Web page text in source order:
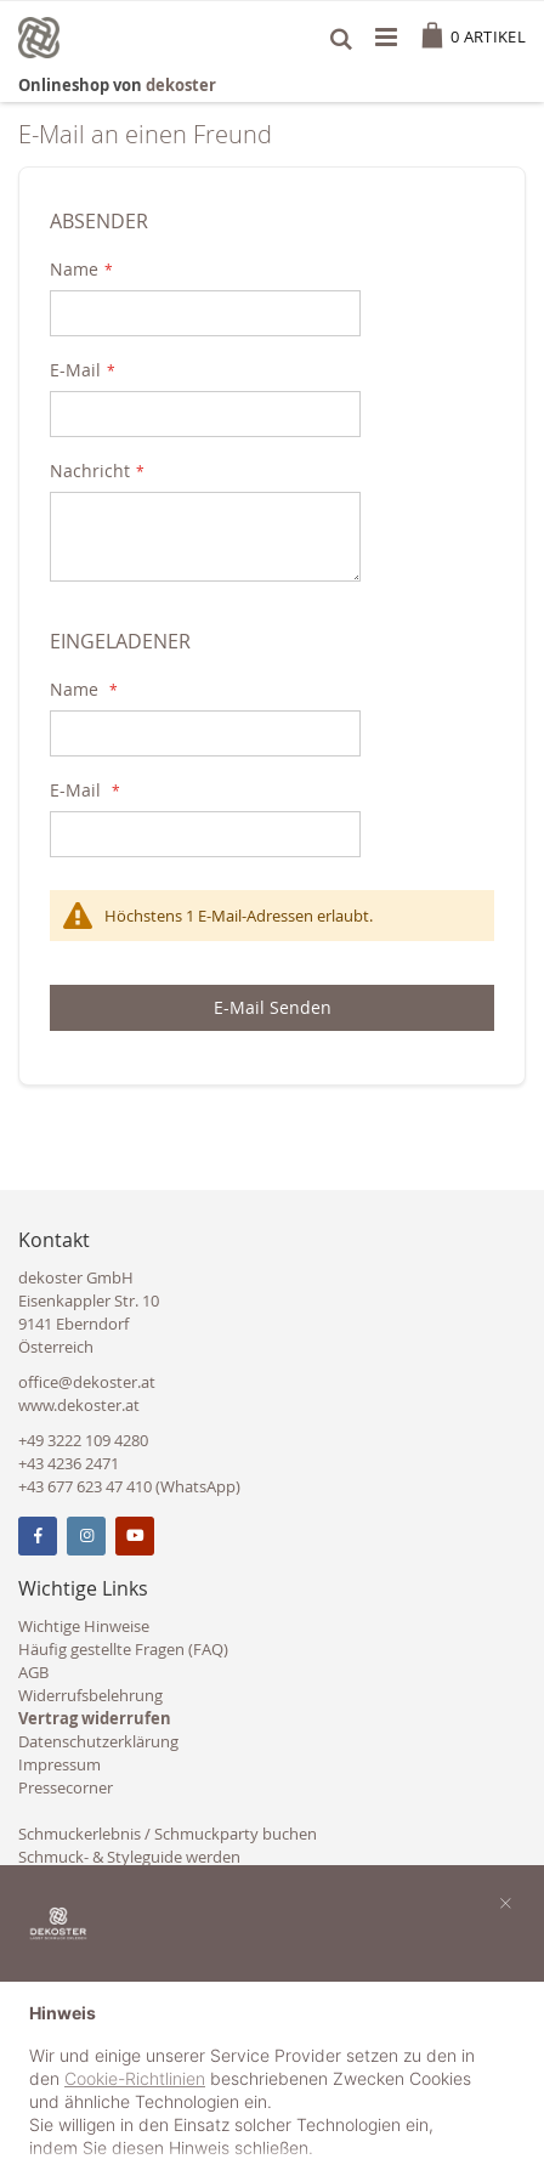
Inhalt
springen
0 ARTIKEL
Onlineshop von dekoster
E-Mail an einen Freund
ABSENDER
Name
E-Mail
Nachricht
EINGELADENER
Name
E-Mail
Höchstens 1 E-Mail-Adressen erlaubt.
E-Mail Senden
Kontakt
dekoster GmbH
Eisenkappler Str. 10
9141 Eberndorf
Österreich
office@dekoster.at
www.dekoster.at
+49 3222 109 4280
+43 4236 2471
+43 677 623 47 410 (WhatsApp)
Wichtige Links
Wichtige Hinweise
Häufig gestellte Fragen (FAQ)
AGB
Widerrufsbelehrung
Vertrag widerrufen
Datenschutzerklärung
Impressum
Pressecorner
Schmuckerlebnis / Schmuckparty buchen
Schmuck- & Styleguide werden
Hinweis
Wir und einige unserer Service Provider setzen zu den in
den Cookie-Richtlinien beschriebenen Zwecken Cookies
und ähnliche Technologien ein.
Sie willigen in den Einsatz solcher Technologien ein,
indem Sie diesen Hinweis schließen.
×